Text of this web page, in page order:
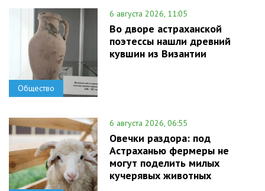
Общество
6 августа 2026, 11:05
Во дворе астраханской
поэтессы нашли древний
кувшин из Византии
6 августа 2026, 06:55
Овечки раздора: под
Астраханью фермеры не
могут поделить милых
кучерявых животных